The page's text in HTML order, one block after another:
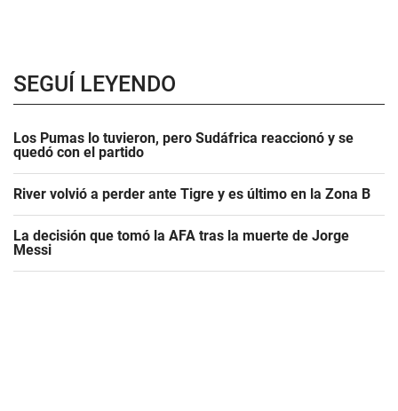
SEGUÍ LEYENDO
Los Pumas lo tuvieron, pero Sudáfrica reaccionó y se
quedó con el partido
River volvió a perder ante Tigre y es último en la Zona B
La decisión que tomó la AFA tras la muerte de Jorge
Messi